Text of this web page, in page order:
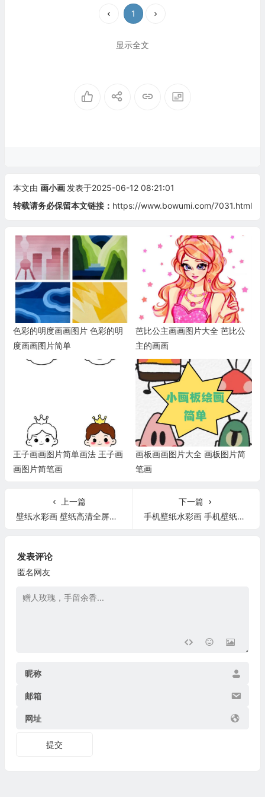
1
显示全文
本文由 画小画 发表于2025-06-12 08:21:01
转载请务必保留本文链接： https://www.bowumi.com/7031.html
色彩的明度画画图片 色彩的明
度画画图片简单
芭比公主画画图片大全 芭比公
主的画画
王子画画图片简单画法 王子画
画图片简笔画
画板画画图片大全 画板图片简
笔画
上一篇
壁纸水彩画 壁纸高清全屏水彩
下一篇
手机壁纸水彩画 手机壁纸水墨画
发表评论
匿名网友
昵称
邮箱
网址
提交